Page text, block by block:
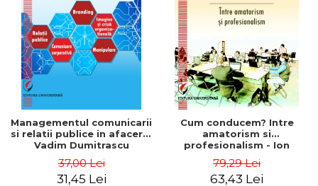
ADMINISTRATIVE
ȘTIINȚE ECONOMICE
ȘTIINȚE EXACTE
EDUCAȚIE FIZICĂ ȘI SPORT
PREUNIVERSITARIA
TIMP LIBER
ÎN CURS DE APARIȚIE
NOUTĂȚI
PACHETE DE STUDIU
Cum Cumpăr
Livrare
Politica de Retur
Formular de Retur
Distribuitori
Managementul comunicarii
si relatii publice in afaceri -
Vadim Dumitrascu
37,00 Lei
31,45 Lei
Cum conducem? Intre
amatorism si
profesionalism - Ion
79,29 Lei
63,43 Lei